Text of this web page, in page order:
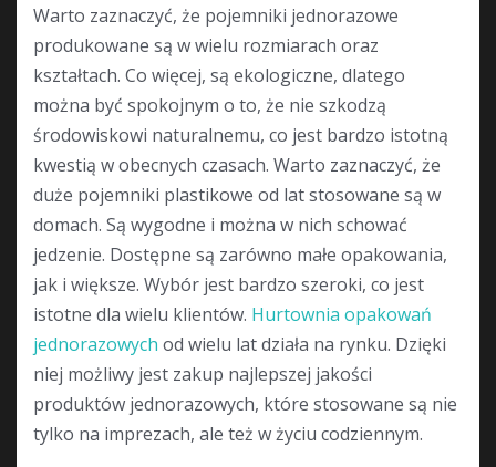
Warto zaznaczyć, że pojemniki jednorazowe
produkowane są w wielu rozmiarach oraz
kształtach. Co więcej, są ekologiczne, dlatego
można być spokojnym o to, że nie szkodzą
środowiskowi naturalnemu, co jest bardzo istotną
kwestią w obecnych czasach. Warto zaznaczyć, że
duże pojemniki plastikowe od lat stosowane są w
domach. Są wygodne i można w nich schować
jedzenie. Dostępne są zarówno małe opakowania,
jak i większe. Wybór jest bardzo szeroki, co jest
istotne dla wielu klientów. Hurtownia opakowań
jednorazowych od wielu lat działa na rynku. Dzięki
niej możliwy jest zakup najlepszej jakości
produktów jednorazowych, które stosowane są nie
tylko na imprezach, ale też w życiu codziennym.